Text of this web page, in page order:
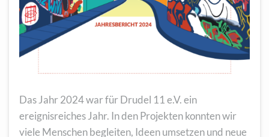
Das Jahr 2024 war für Drudel 11 e.V. ein
ereignisreiches Jahr. In den Projekten konnten wir
viele Menschen begleiten, Ideen umsetzen und neue